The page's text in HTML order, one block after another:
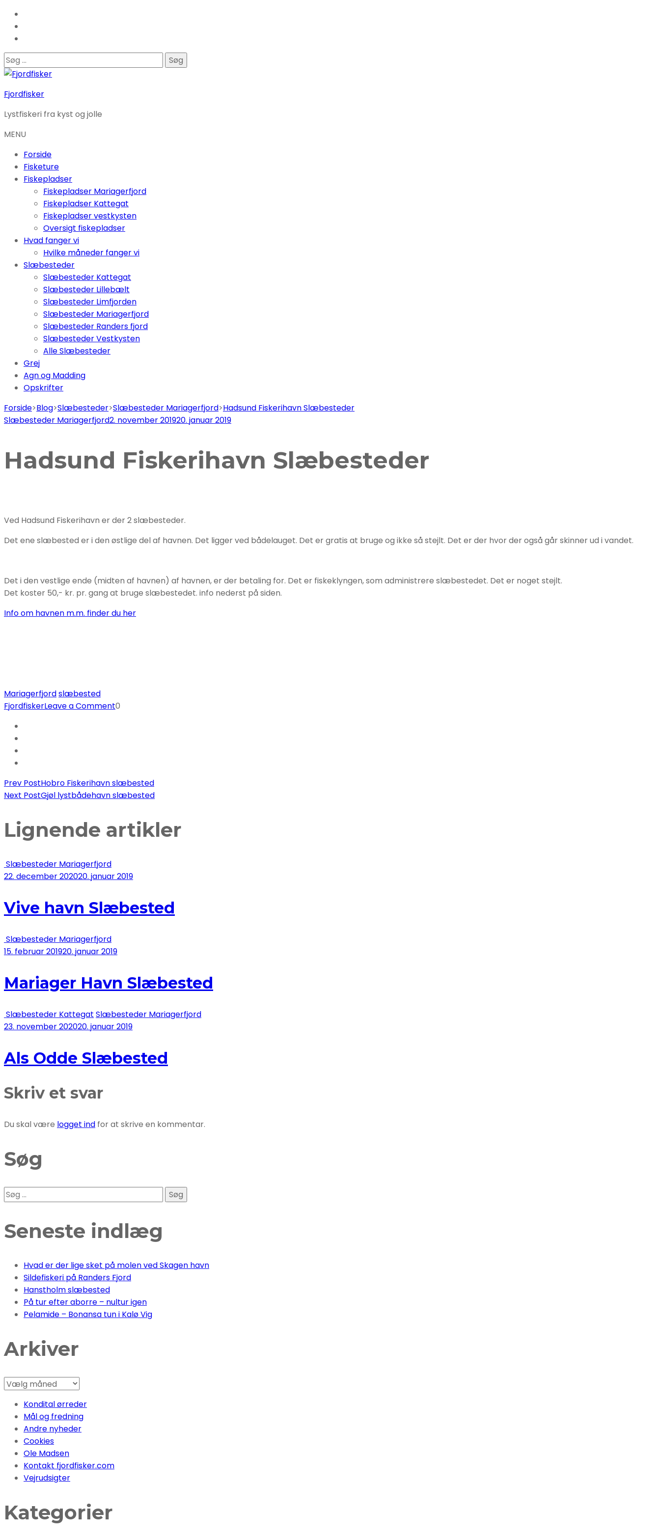
Søg
efter:
Fjordfisker
Lystfiskeri fra kyst og jolle
MENU
Forside
Fisketure
Fiskepladser
Fiskepladser Mariagerfjord
Fiskepladser Kattegat
Fiskepladser vestkysten
Oversigt fiskepladser
Hvad fanger vi
Hvilke måneder fanger vi
Slæbesteder
Slæbesteder Kattegat
Slæbesteder Lillebælt
Slæbesteder Limfjorden
Slæbesteder Mariagerfjord
Slæbesteder Randers fjord
Slæbesteder Vestkysten
Alle Slæbesteder
Grej
Agn og Madding
Opskrifter
Forside>Blog>Slæbesteder>Slæbesteder Mariagerfjord>Hadsund Fiskerihavn Slæbesteder
Slæbesteder Mariagerfjord2. november 201920. januar 2019
Hadsund Fiskerihavn Slæbesteder
Ved Hadsund Fiskerihavn er der 2 slæbesteder.
Det ene slæbested er i den østlige del af havnen. Det ligger ved bådelauget. Det er gratis at bruge og ikke så stejlt. Det er der hvor der også går skinner ud i vandet.
Det i den vestlige ende (midten af havnen) af havnen, er der betaling for. Det er fiskeklyngen, som administrere slæbestedet. Det er noget stejlt.
Det koster 50,- kr. pr. gang at bruge slæbestedet. info nederst på siden.
Info om havnen m.m. finder du her
Mariagerfjordslæbested
FjordfiskerLeave a Commenton
0
Post
Prev PostHobro Fiskerihavn slæbested
Next PostGjøl lystbådehavn slæbested
Lignende artikler
Slæbesteder Mariagerfjord
22. december 202020. januar 2019
Vive havn Slæbested
Slæbesteder Mariagerfjord
15. februar 201920. januar 2019
Mariager Havn Slæbested
Slæbesteder Kattegat Slæbesteder Mariagerfjord
23. november 202020. januar 2019
Als Odde Slæbested
Skriv et svar
Du skal være logget ind for at skrive en kommentar.
Søg
Søg
efter:
Seneste indlæg
Hvad er der lige sket på molen ved Skagen havn
Sildefiskeri på Randers Fjord
Hanstholm slæbested
På tur efter aborre – nultur igen
Pelamide – Bonansa tun i Kalø Vig
Arkiver
Arkiver
Kondital ørreder
Mål og fredning
Andre nyheder
Cookies
Ole Madsen
Kontakt fjordfisker.com
Vejrudsigter
Kategorier